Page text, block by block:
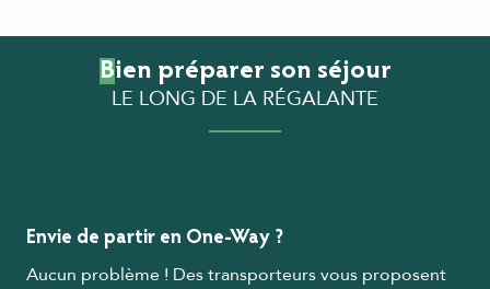
Bien préparer son séjour
LE LONG DE LA RÉGALANTE
Envie de partir en One-Way ?
Aucun problème ! Des transporteurs vous proposent